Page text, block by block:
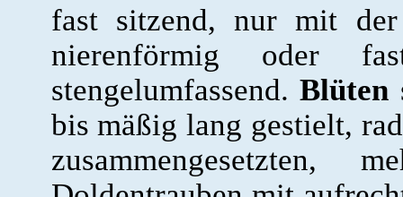
fast sitzend, nur mit
nierenförmig oder
stengelumfassend. Blüten
bis mäßig lang gestielt,
zusammengesetzten,